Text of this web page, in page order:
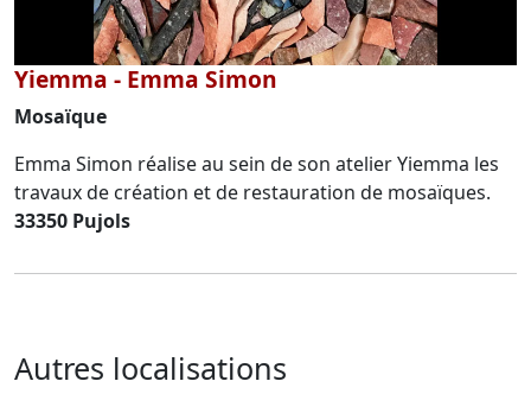
Yiemma - Emma Simon
Mosaïque
Emma Simon réalise au sein de son atelier Yiemma les
travaux de création et de restauration de mosaïques.
33350 Pujols
Autres localisations